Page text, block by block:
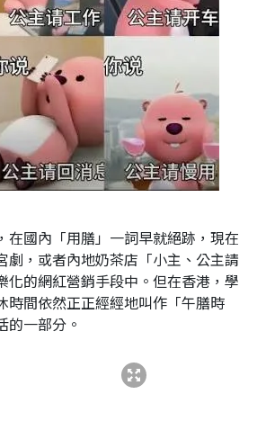
在國內「用膳」一詞早就絕跡，現在
劇，或者內地奶茶店「小主、公主請
化的網紅營銷手段中。但在香港，學
時間依然正正經經地叫作「午膳時
的一部分。